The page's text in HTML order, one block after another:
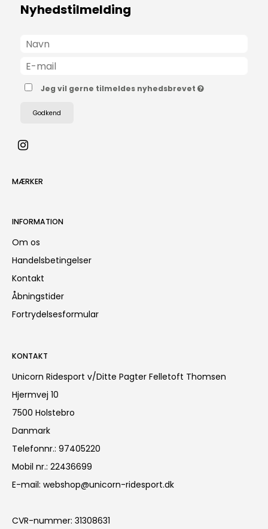
Nyhedstilmelding
Jeg vil gerne tilmeldes nyhedsbrevet
Godkend
MÆRKER
INFORMATION
Om os
Handelsbetingelser
Kontakt
Åbningstider
Fortrydelsesformular
KONTAKT
Unicorn Ridesport v/Ditte Pagter Felletoft Thomsen
Hjermvej 10
7500 Holstebro
Danmark
Telefonnr.: 97405220
Mobil nr.: 22436699
E-mail: webshop@unicorn-ridesport.dk
CVR-nummer: 31308631